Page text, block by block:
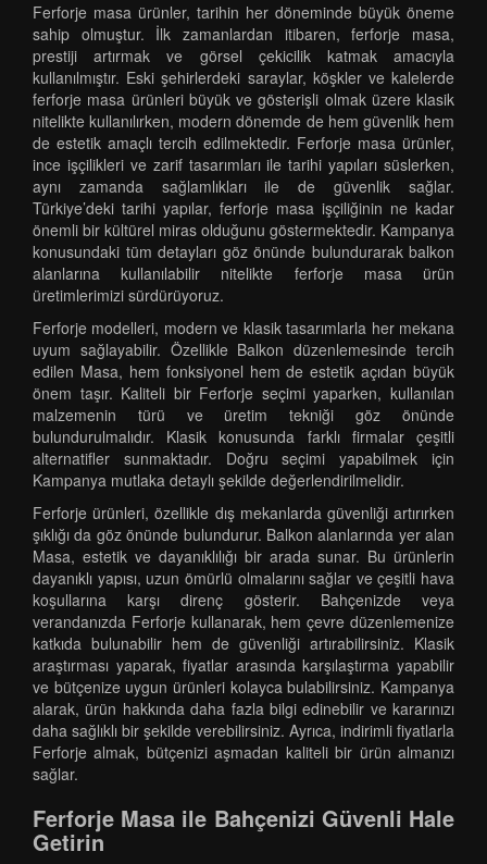
Ferforje masa ürünler, tarihin her döneminde büyük öneme
sahip olmuştur. İlk zamanlardan itibaren, ferforje masa,
prestiji artırmak ve görsel çekicilik katmak amacıyla
kullanılmıştır. Eski şehirlerdeki saraylar, köşkler ve kalelerde
ferforje masa ürünleri büyük ve gösterişli olmak üzere klasik
nitelikte kullanılırken, modern dönemde de hem güvenlik hem
de estetik amaçlı tercih edilmektedir. Ferforje masa ürünler,
ince işçilikleri ve zarif tasarımları ile tarihi yapıları süslerken,
aynı zamanda sağlamlıkları ile de güvenlik sağlar.
Türkiye’deki tarihi yapılar, ferforje masa işçiliğinin ne kadar
önemli bir kültürel miras olduğunu göstermektedir. Kampanya
konusundaki tüm detayları göz önünde bulundurarak balkon
alanlarına kullanılabilir nitelikte ferforje masa ürün
üretimlerimizi sürdürüyoruz.
Ferforje modelleri, modern ve klasik tasarımlarla her mekana
uyum sağlayabilir. Özellikle Balkon düzenlemesinde tercih
edilen Masa, hem fonksiyonel hem de estetik açıdan büyük
önem taşır. Kaliteli bir Ferforje seçimi yaparken, kullanılan
malzemenin türü ve üretim tekniği göz önünde
bulundurulmalıdır. Klasik konusunda farklı firmalar çeşitli
alternatifler sunmaktadır. Doğru seçimi yapabilmek için
Kampanya mutlaka detaylı şekilde değerlendirilmelidir.
Ferforje ürünleri, özellikle dış mekanlarda güvenliği artırırken
şıklığı da göz önünde bulundurur. Balkon alanlarında yer alan
Masa, estetik ve dayanıklılığı bir arada sunar. Bu ürünlerin
dayanıklı yapısı, uzun ömürlü olmalarını sağlar ve çeşitli hava
koşullarına karşı direnç gösterir. Bahçenizde veya
verandanızda Ferforje kullanarak, hem çevre düzenlemenize
katkıda bulunabilir hem de güvenliği artırabilirsiniz. Klasik
araştırması yaparak, fiyatlar arasında karşılaştırma yapabilir
ve bütçenize uygun ürünleri kolayca bulabilirsiniz. Kampanya
alarak, ürün hakkında daha fazla bilgi edinebilir ve kararınızı
daha sağlıklı bir şekilde verebilirsiniz. Ayrıca, indirimli fiyatlarla
Ferforje almak, bütçenizi aşmadan kaliteli bir ürün almanızı
sağlar.
Ferforje Masa ile Bahçenizi Güvenli Hale
Getirin